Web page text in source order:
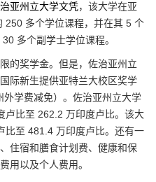
亚州立大学文凭，该大学在亚
250 多个学位课程，并在其 5 个
多个副学士学位课程。
的奖学金。但是，佐治亚州立
际新生提供亚特兰大校区奖学
学费减免）。佐治亚州立大学
卢比至 262.2 万印度卢比。该大
比至 481.4 万印度卢比。还有一
住宿和膳食计划费、健康和保
用以及个人费用。